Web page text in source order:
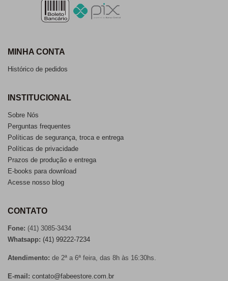
MINHA CONTA
Histórico de pedidos
INSTITUCIONAL
Sobre Nós
Perguntas frequentes
Políticas de segurança, troca e entrega
Políticas de privacidade
Prazos de produção e entrega
E-books para download
Acesse nosso blog
CONTATO
Fone: (41) 3085-3434
Whatsapp: (41) 99222-7234
Atendimento: de 2ª a 6ª feira, das 8h às 16:30hs.
E-mail: contato@fabeestore.com.br